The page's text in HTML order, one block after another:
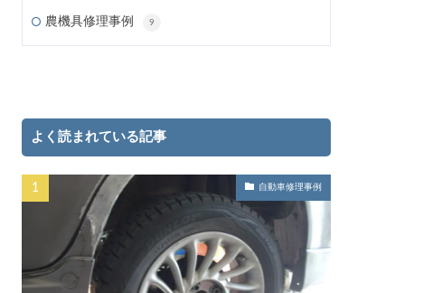
農機具修理事例 9
よく読まれている記事
自動車修理事例